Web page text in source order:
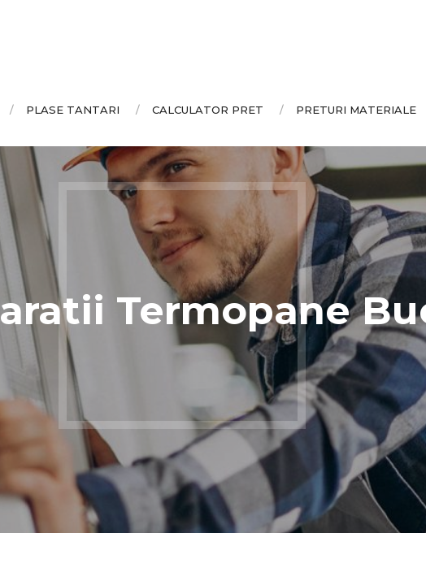
PLASE TANTARI CALCULATOR PRET PRETURI MATERIALE
Termopane